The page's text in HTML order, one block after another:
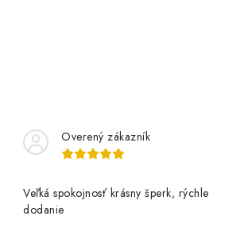
Overený zákazník
Veľká spokojnosť krásny šperk, rýchle
dodanie